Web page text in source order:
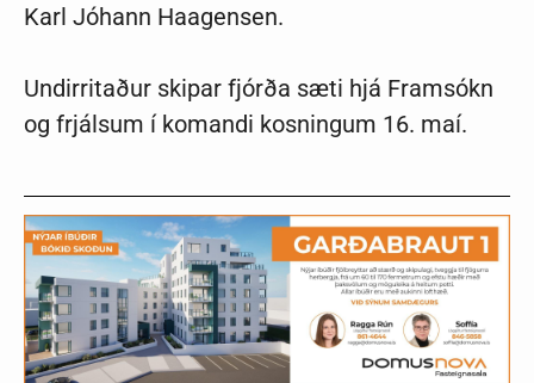
Karl Jóhann Haagensen.
Undirritaður skipar fjórða sæti hjá Framsókn
og frjálsum í komandi kosningum 16. maí.